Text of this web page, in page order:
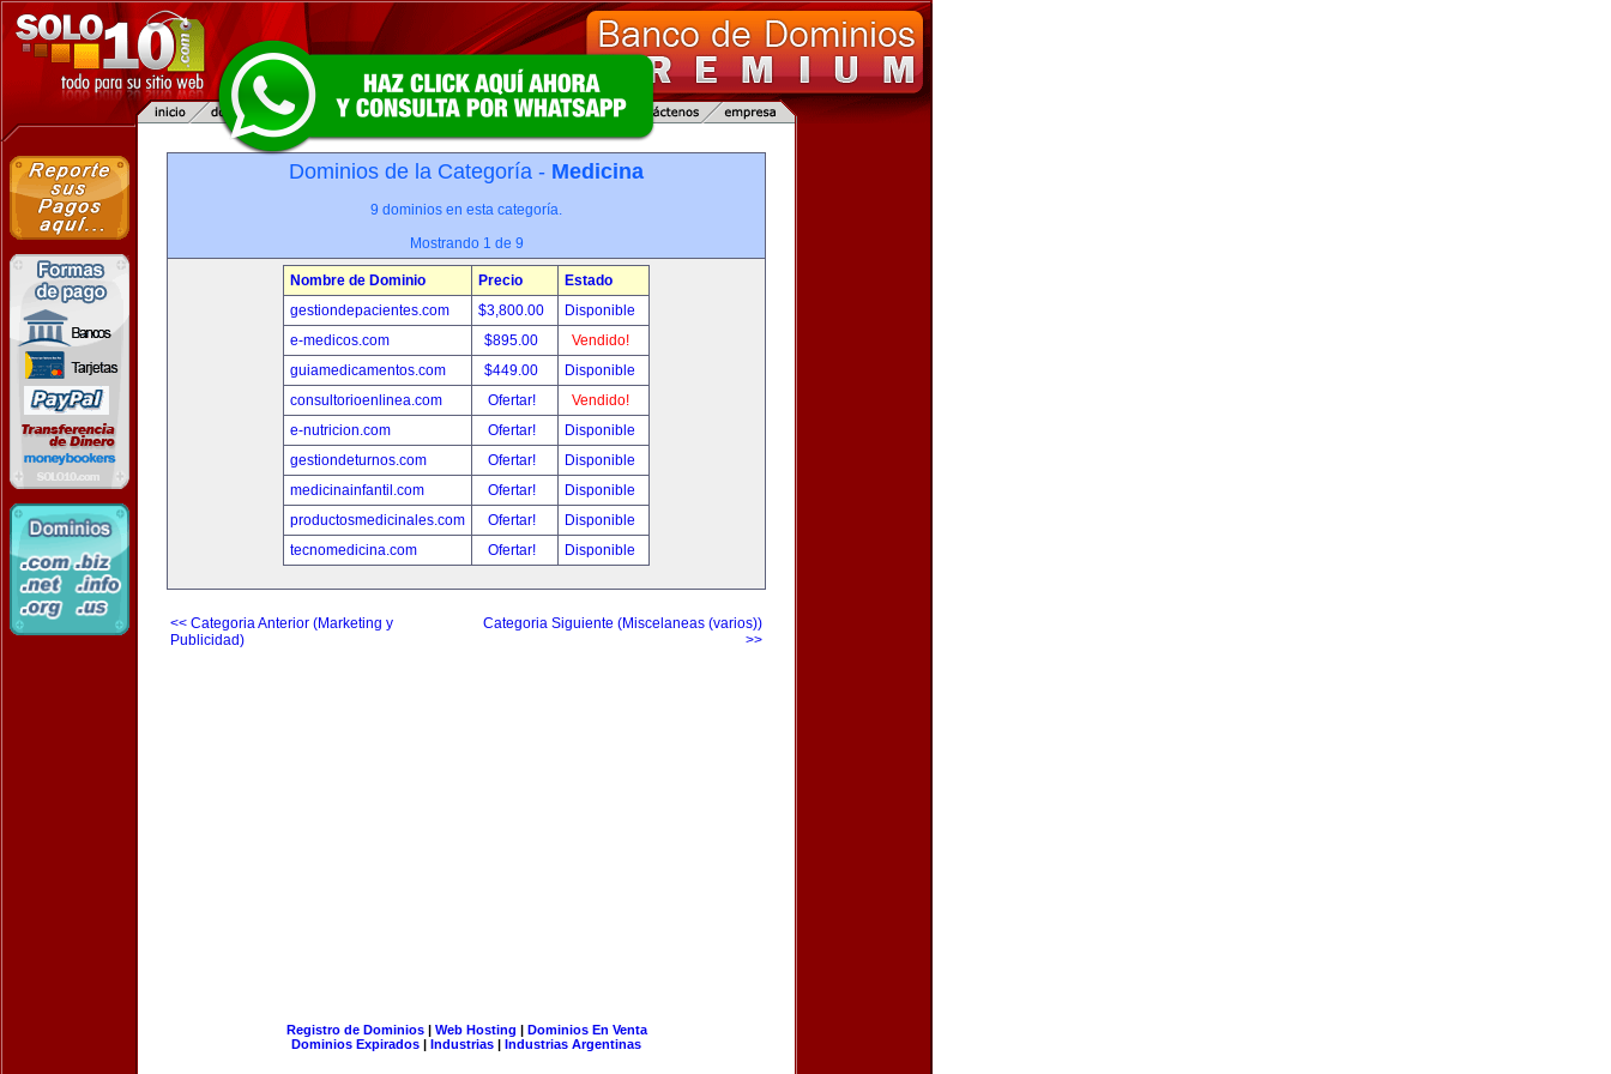
Dominios de la Categoría - Medicina
9 dominios en esta categoría.
Mostrando 1 de 9
Nombre de Dominio Precio
Estado
gestiondepacientes.com
$3,800.00
Disponible
e-medicos.com
$895.00
Vendido!
guiamedicamentos.com
$449.00
Disponible
consultorioenlinea.com
Ofertar!
Vendido!
e-nutricion.com
Ofertar!
Disponible
gestiondeturnos.com
Ofertar!
Disponible
medicinainfantil.com
Ofertar!
Disponible
productosmedicinales.com
Ofertar!
Disponible
tecnomedicina.com
Ofertar! Disponible
<< Categoria Anterior (Marketing y
Publicidad)
Categoria Siguiente (Miscelaneas (varios))
>>
Registro de Dominios| Web Hosting | Dominios En Venta
Dominios Expirados | Industrias | Industrias Argentinas